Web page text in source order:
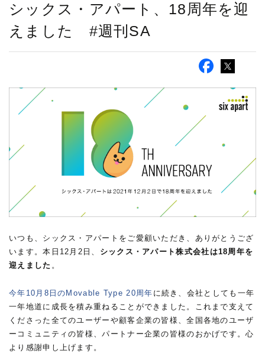
シックス・アパート、18周年を迎
えました #週刊SA
いつも、シックス・アパートをご愛顧いただき、ありがとうござ
います。本日12月2日、 シックス・アパート株式会社は18周年を
迎えました 。
今年10月8日のMovable Type 20周年 に続き、会社としても一年
一年地道に成長を積み重ねることができました。これまで支えて
くださった全てのユーザーや顧客企業の皆様、全国各地のユーザ
ーコミュニティの皆様、パートナー企業の皆様のおかげです。心
より感謝申し上げます。